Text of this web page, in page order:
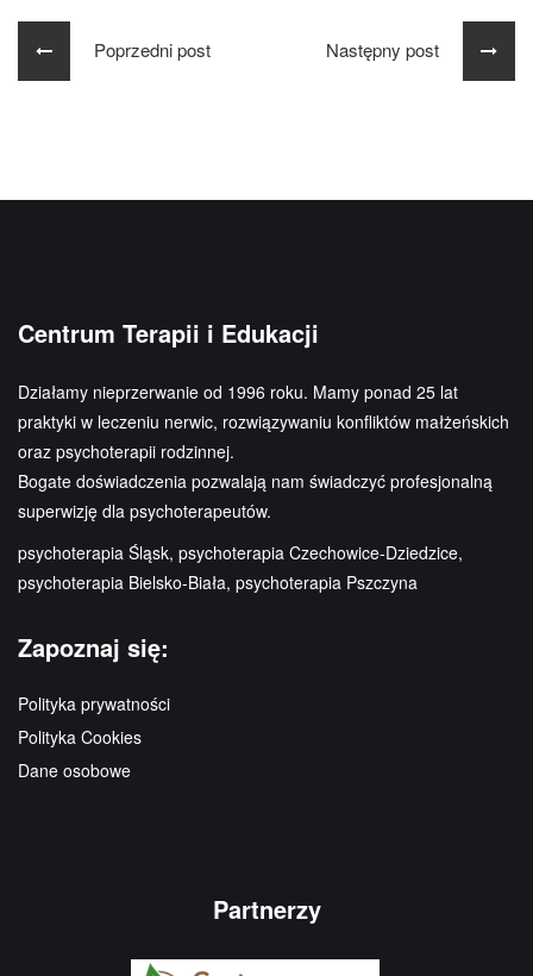
Poprzedni post Następny post
Centrum Terapii i Edukacji
Działamy nieprzerwanie od 1996 roku. Mamy ponad 25 lat
praktyki w leczeniu nerwic, rozwiązywaniu konfliktów małżeńskich
oraz psychoterapii rodzinnej.
Bogate doświadczenia pozwalają nam świadczyć profesjonalną
superwizję dla psychoterapeutów.
psychoterapia Śląsk, psychoterapia Czechowice-Dziedzice,
psychoterapia Bielsko-Biała, psychoterapia Pszczyna
Zapoznaj się:
Polityka prywatności
Polityka Cookies
Dane osobowe
Partnerzy